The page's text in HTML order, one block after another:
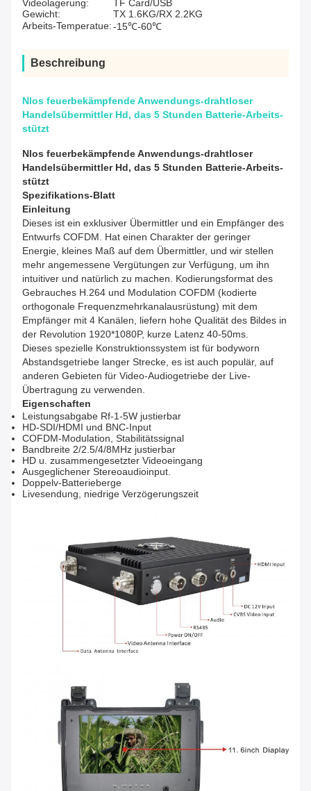
Videolagerung:
TF Card/USB
Gewicht:
TX 1.6KG/RX 2.2KG
Arbeits-Temperatue:-15℃-60℃
Beschreibung
Nlos feuerbekämpfende Anwendungs-drahtloser
Handelsübermittler Hd, das 5 Stunden Batterie-Arbeits-
stützt
Nlos feuerbekämpfende Anwendungs-drahtloser
Handelsübermittler Hd, das 5 Stunden Batterie-Arbeits-
stützt
Spezifikations-Blatt
Einleitung
Dieses ist ein exklusiver Übermittler und ein Empfänger des
Entwurfs COFDM. Hat einen Charakter der geringer
Energie, kleines Maß auf dem Übermittler, und wir stellen
mehr angemessene Vergütungen zur Verfügung, um ihn
intuitiver und natürlich zu machen. Kodierungsformat des
Gebrauches H.264 und Modulation COFDM (kodierte
orthogonale Frequenzmehrkanalausrüstung) mit dem
Empfänger mit 4 Kanälen, liefern hohe Qualität des Bildes in
der Revolution 1920*1080P, kurze Latenz 40-50ms.
Dieses spezielle Konstruktionssystem ist für bodyworn
Abstandsgetriebe langer Strecke, es ist auch populär, auf
anderen Gebieten für Video-Audiogetriebe der Live-
Übertragung zu verwenden.
Eigenschaften
Leistungsabgabe Rf-1-5W justierbar
HD-SDI/HDMI und BNC-Input
COFDM-Modulation, Stabilitätssignal
Bandbreite 2/2.5/4/8MHz justierbar
HD u. zusammengesetzter Videoeingang
Ausgeglichener Stereoaudioinput.
Doppelv-Batterieberge
Livesendung, niedrige Verzögerungszeit